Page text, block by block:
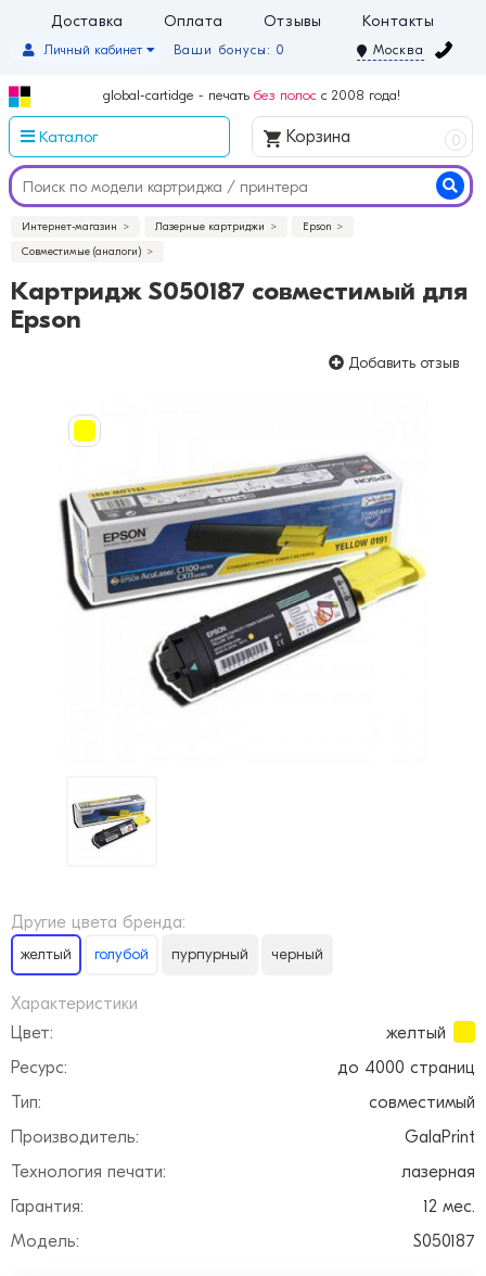
Доставка Оплата Отзывы Контакты
Ваши бонусы: 0
Личный кабинет Москва
global-cartidge - печать без полос с 2008 года!
Каталог Корзина 0
Интернет-магазин Лазерные картриджи
Epson
Совместимые (аналоги)
Картридж S050187 совместимый для
Epson
Добавить отзыв
Другие цвета бренда:
желтый голубой пурпурный черный
Характеристики
Цвет:
желтый
Ресурс:
до 4000 страниц
Тип:
совместимый
Производитель:
GalaPrint
Технология печати:
лазерная
Гарантия:
12 мес.
Модель:
S050187